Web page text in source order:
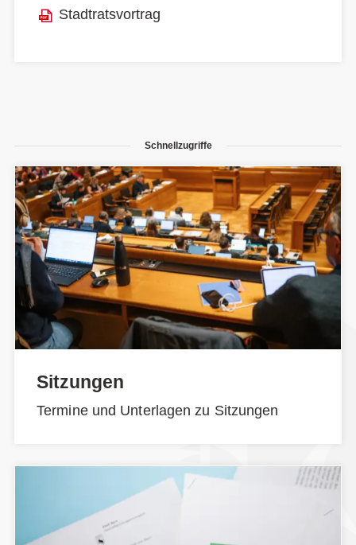
Stadtratsvortrag
Schnellzugriffe
Sitzungen
Termine und Unterlagen zu Sitzungen